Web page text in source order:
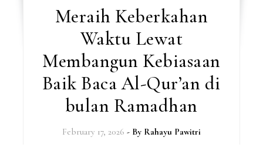
Meraih Keberkahan
Waktu Lewat
Membangun Kebiasaan
Baik Baca Al-Qur’an di
bulan Ramadhan
February 17, 2026 - By Rahayu Pawitri